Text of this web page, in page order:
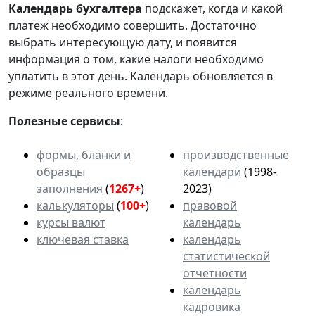
Календарьбухгалтера подскажет, когда и какой
платеж необходимо совершить. Достаточно
выбрать интересующую дату, и появится
информация о том, какие налоги необходимо
уплатить в этот день. Календарь обновляется в
режиме реального времени.
Полезные сервисы:
формы, бланки и
образцы
заполнения (1267+)
калькуляторы (100+)
курсы валют
ключевая ставка
производственные
календари (1998-
2023)
правовой
календарь
календарь
статистической
отчетности
календарь
кадровика